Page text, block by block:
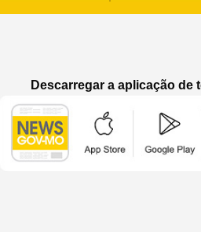
Descarregar a aplicação de